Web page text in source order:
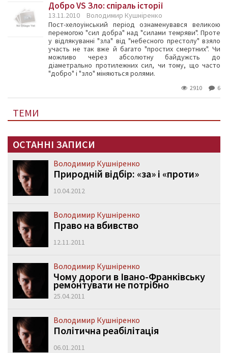
Добро VS Зло: спіраль історії
13.11.2010
Володимир Кушніренко
Пост-хелоуінський період ознаменувався великою
перемогою "сил добра" над "силами темряви". Проте
у відлякуванні "зла" від "небесного престолу" взяло
участь не так вже й багато "простих смертних". Чи
можливо через абсолютну байдужсть до
діаметрально протилежних сил, чи тому, що часто
"добро" і "зло" міняються ролями.
2910 6
ТЕМИ
ОСТАННІ ЗАПИСИ
Володимир Кушніренко
Природній відбір: «за» і «проти»
10.04.2012
Володимир Кушніренко
Право на вбивство
12.11.2011
Володимир Кушніренко
Чому дороги в Івано-Франківську
ремонтувати не потрібно
25.04.2011
Володимир Кушніренко
Політична реабілітація
06.01.2011